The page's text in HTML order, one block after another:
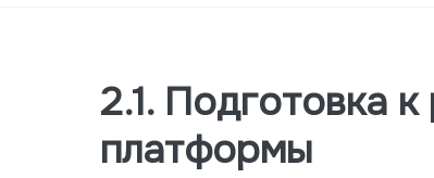
2.1. Подготовка
платформы